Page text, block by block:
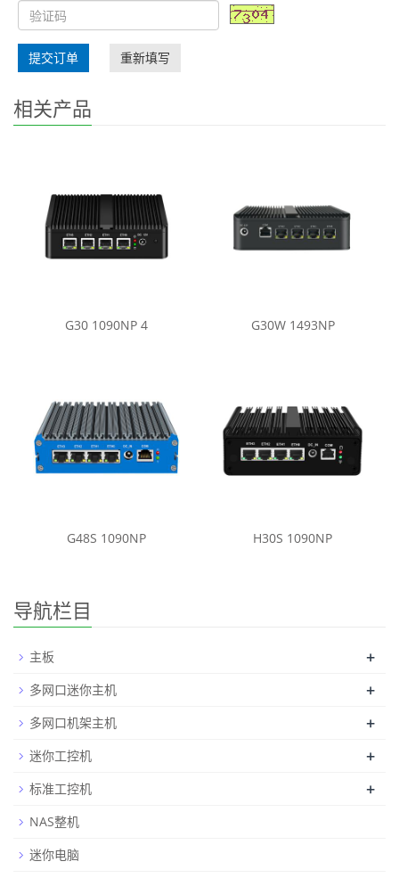
提交订单 重新填写
相关产品
G30 1090NP 4 G30W 1493NP
G48S 1090NP H30S 1090NP
导航栏目
主板 +
多网口迷你主机 +
多网口机架主机 +
迷你工控机 +
标准工控机 +
NAS整机
迷你电脑